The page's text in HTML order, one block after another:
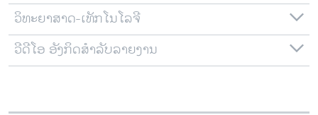
ວິທະຍາສາດ-ເທັກໂນໂລຈີ
ວີດີໂອ ອັງກິດສຳລັບລາຍງານ